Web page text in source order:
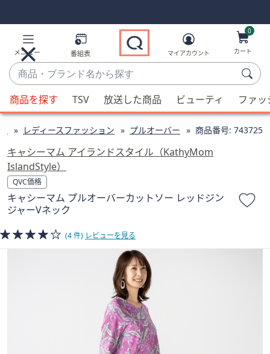
Links
Links2
メニュー 番組表
商
品・
ブ
ラ
ン
名
か
ら
探
す
候
補
利
用
可
能
な
場
上
下
マイアカウント
0
カート
商品を探す TSV 放送した商品 ビューティ ファ
レディースファッション プルオーバー 商品番号: 743725
キャシーマム アイランドスタイル（KathyMom
IslandStyle）
QVC価格
キャシーマム プルオーバーカットソー レッドジン
ジャーVネック
(4 件) レビューを見る